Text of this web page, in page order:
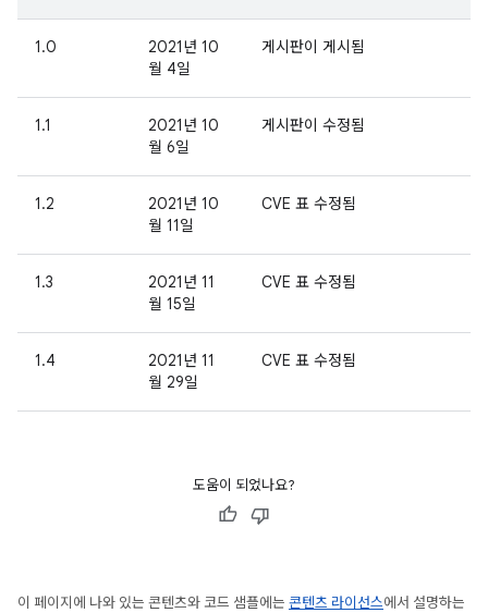
1.0
2021년 10
월 4일
게시판이 게시됨
1.1
2021년 10
월 6일
게시판이 수정됨
1.2
2021년 10
월 11일
CVE 표 수정됨
1.3
2021년 11
월 15일
CVE 표 수정됨
1.4
2021년 11
월 29일
CVE 표 수정됨
도움이 되었나요?
이 페이지에 나와 있는 콘텐츠와 코드 샘플에는 콘텐츠 라이선스에서 설명하는